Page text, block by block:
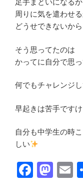
足手まといになる
周りに気を遣わせ
どうせできないから
そう思ってたのは
かってに自分で思っ
何でもチャレンジ
早起きは苦手です
自分も中学生の時
しい
F
M E